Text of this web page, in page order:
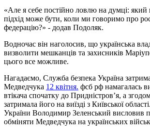
«Але я себе постійно ловлю на думці: який
підхід може бути, коли ми говоримо про
федерацію?» - додав Подоляк.
Водночас він наголосив, що українська
визволити мешканців та захисників
цього все можливе.
Нагадаємо, Служба безпека Україна
Медведчука 12 квітня. фсб рф намагалась
втікача спочатку до Придністров’я, а
затримала його на виїзді з Київської
України Володимир Зеленський висловив
обміняти Медведчука на українських